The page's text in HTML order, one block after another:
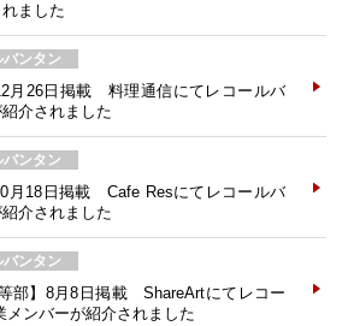
ました
バンタン
月26日掲載 料理通信にてレコールバ
介されました
バンタン
月18日掲載 Cafe Resにてレコールバ
介されました
バンタン
部】8月8日掲載 ShareArtにてレコー
メンバーが紹介されました